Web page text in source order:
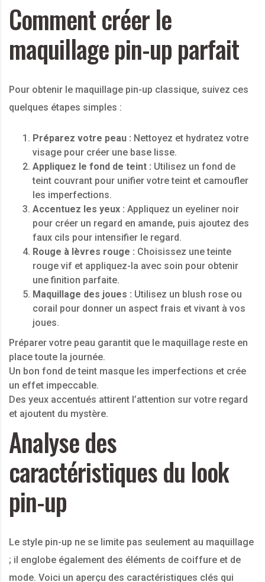
Comment créer le
maquillage pin-up parfait
Pour obtenir le maquillage pin-up classique, suivez ces
quelques étapes simples :
Préparez votre peau : Nettoyez et hydratez votre
visage pour créer une base lisse.
Appliquez le fond de teint : Utilisez un fond de
teint couvrant pour unifier votre teint et camoufler
les imperfections.
Accentuez les yeux : Appliquez un eyeliner noir
pour créer un regard en amande, puis ajoutez des
faux cils pour intensifier le regard.
Rouge à lèvres rouge : Choisissez une teinte
rouge vif et appliquez-la avec soin pour obtenir
une finition parfaite.
Maquillage des joues : Utilisez un blush rose ou
corail pour donner un aspect frais et vivant à vos
joues.
Préparer votre peau garantit que le maquillage reste en
place toute la journée.
Un bon fond de teint masque les imperfections et crée
un effet impeccable.
Des yeux accentués attirent l’attention sur votre regard
et ajoutent du mystère.
Analyse des
caractéristiques du look
pin-up
Le style pin-up ne se limite pas seulement au maquillage
; il englobe également des éléments de coiffure et de
mode. Voici un aperçu des caractéristiques clés qui